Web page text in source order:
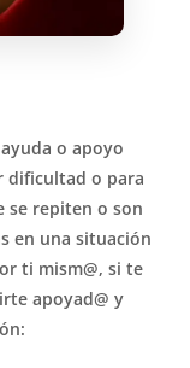
o apoyo
dificultad o para
se repiten o son
en una situación
ti mism@, si te
apoyad@ y